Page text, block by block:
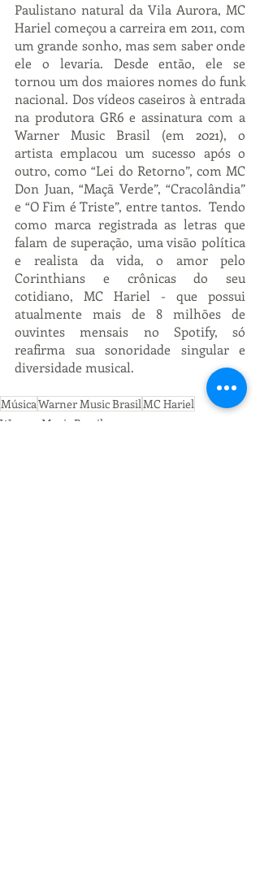
Paulistano natural da Vila Aurora, MC
Hariel começou a carreira em 2011, com
um grande sonho, mas sem saber onde
ele o levaria. Desde então, ele se
tornou um dos maiores nomes do funk
nacional. Dos vídeos caseiros à entrada
na produtora GR6 e assinatura com a
Warner Music Brasil (em 2021), o
artista emplacou um sucesso após o
outro, como “Lei do Retorno”, com MC
Don Juan, “Maçã Verde”, “Cracolândia”
e “O Fim é Triste”, entre tantos.  Tendo
como marca registrada as letras que
falam de superação, uma visão política
e realista da vida, o amor pelo
Corinthians e crônicas do seu
cotidiano, MC Hariel - que possui
atualmente mais de 8 milhões de
ouvintes mensais no Spotify, só
reafirma sua sonoridade singular e
diversidade musical.
MúsicaWarner Music BrasilMC Hariel
Warner Music Brasil